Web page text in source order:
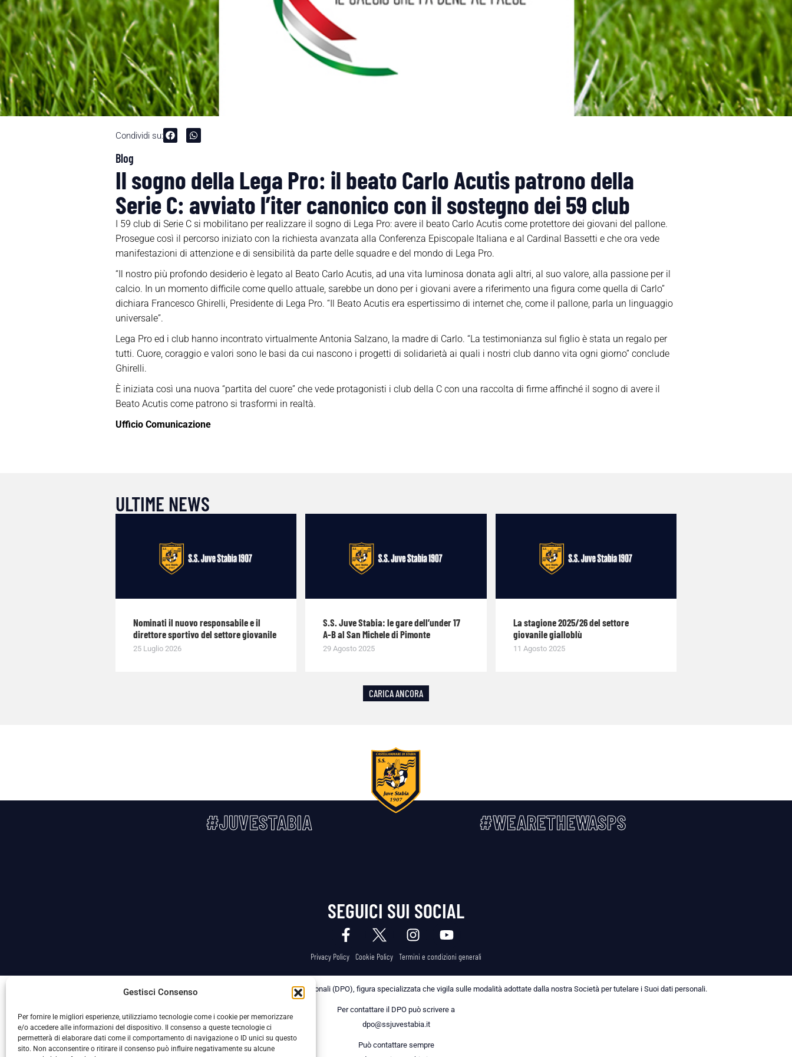
Gestisci Consenso
Per fornire le migliori esperienze, utilizziamo tecnologie come i cookie per memorizzare
e/o accedere alle informazioni del dispositivo. Il consenso a queste tecnologie ci
permetterà di elaborare dati come il comportamento di navigazione o ID unici su questo
sito. Non acconsentire o ritirare il consenso può influire negativamente su alcune
Condividi su:
Blog
Il sogno della Lega Pro: il beato Carlo Acutis patrono della
Serie C: avviato l’iter canonico con il sostegno dei 59 club
I 59 club di Serie C si mobilitano per realizzare il sogno di Lega Pro: avere il beato Carlo Acutis come protettore dei giovani del pallone.
Prosegue così il percorso iniziato con la richiesta avanzata alla Conferenza Episcopale Italiana e al Cardinal Bassetti e che ora vede
manifestazioni di attenzione e di sensibilità da parte delle squadre e del mondo di Lega Pro.
“Il nostro più profondo desiderio è legato al Beato Carlo Acutis, ad una vita luminosa donata agli altri, al suo valore, alla passione per il
calcio. In un momento difficile come quello attuale, sarebbe un dono per i giovani avere a riferimento una figura come quella di Carlo”
dichiara Francesco Ghirelli, Presidente di Lega Pro. “Il Beato Acutis era espertissimo di internet che, come il pallone, parla un linguaggio
universale”.
Lega Pro ed i club hanno incontrato virtualmente Antonia Salzano, la madre di Carlo. “La testimonianza sul figlio è stata un regalo per
tutti. Cuore, coraggio e valori sono le basi da cui nascono i progetti di solidarietà ai quali i nostri club danno vita ogni giorno” conclude
Ghirelli.
È iniziata così una nuova “partita del cuore” che vede protagonisti i club della C con una raccolta di firme affinché il sogno di avere il
Beato Acutis come patrono si trasformi in realtà.
Ufficio Comunicazione
ULTIME NEWS
Nominati il nuovo responsabile e il
direttore sportivo del settore giovanile
25 Luglio 2026
S.S. Juve Stabia: le gare dell’under 17
A-B al San Michele di Pimonte
29 Agosto 2025
La stagione 2025/26 del settore
giovanile gialloblù
11 Agosto 2025
CARICA ANCORA
#JUVESTABIA #WEARETHEWASPS
SEGUICI SUI SOCIAL
Privacy Policy Cookie Policy Termini e condizioni generali
La Società ha nominato il Responsabile della Protezione dei Dati Personali (DPO), figura specializzata che vigila sulle modalità adottate dalla nostra Società per tutelare i Suoi dati personali.
Per contattare il DPO può scrivere a
dpo@ssjuvestabia.it
Può contattare sempre